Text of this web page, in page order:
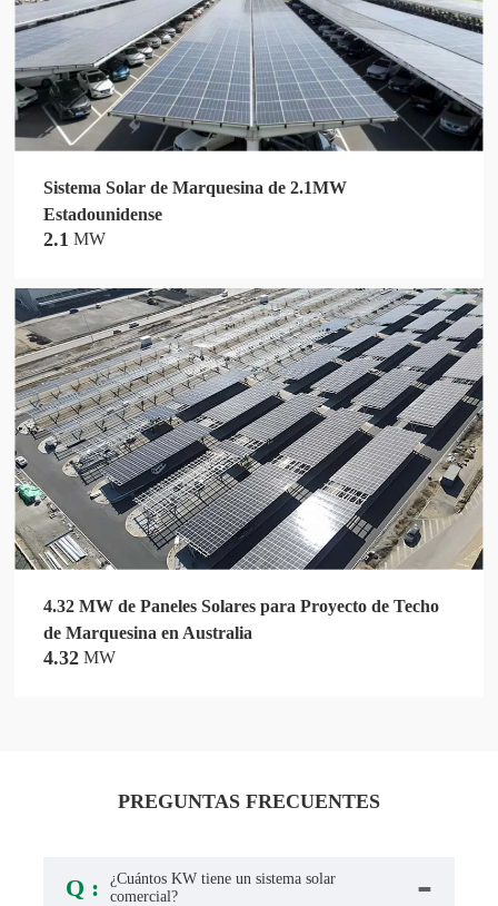
Sistema Solar de Marquesina de 2.1MW
Estadounidense
2.1 MW
4.32 MW de Paneles Solares para Proyecto de Techo
de Marquesina en Australia
4.32 MW
PREGUNTAS FRECUENTES
Q :
¿Cuántos KW tiene un sistema solar
comercial?